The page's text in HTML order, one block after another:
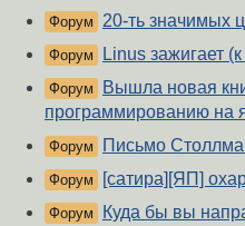
Форум 20-ть значимых
Форум Linus зажигает
Форум
Вышла новая
программированию на
Форум Письмо
Форум [сатира][ЯП]
Форум
Куда бы вы